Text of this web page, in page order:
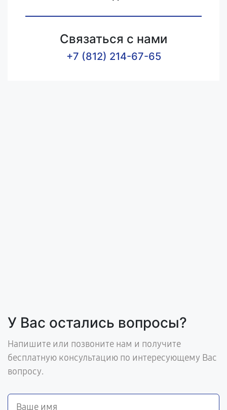
Связаться с нами
+7 (812) 214-67-65
У Вас остались вопросы?
Напишите или позвоните нам и получите
бесплатную консультацию по интересующему Вас
вопросу.